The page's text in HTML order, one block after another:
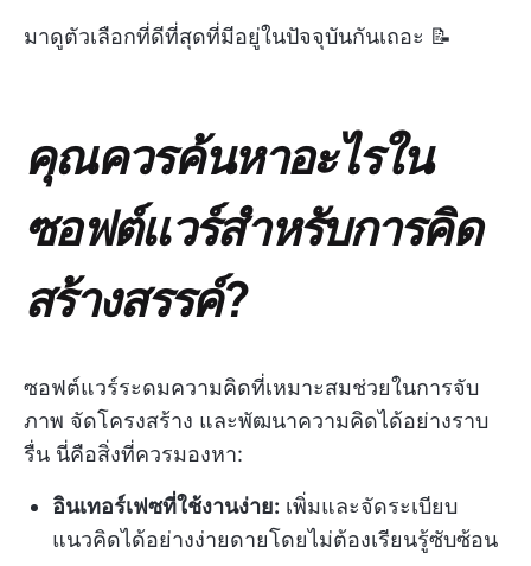
มาดูตัวเลือกที่ดีที่สุดที่มีอยู่ในปัจจุบันกันเถอะ 📝
คุณควรค้นหาอะไรใน
ซอฟต์แวร์สำหรับการคิด
สร้างสรรค์?
ซอฟต์แวร์ระดมความคิดที่เหมาะสมช่วยในการจับ
ภาพ จัดโครงสร้าง และพัฒนาความคิดได้อย่างราบ
รื่น นี่คือสิ่งที่ควรมองหา:
อินเทอร์เฟซที่ใช้งานง่าย: เพิ่มและจัดระเบียบ
แนวคิดได้อย่างง่ายดายโดยไม่ต้องเรียนรู้ซับซ้อน